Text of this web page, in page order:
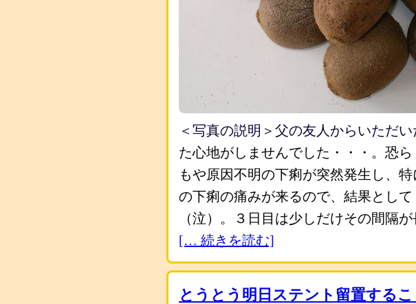
＜写真の説明＞父の友人からいただ
た心地がしませんでした・・・。恐
もや原因不明の下痢が突然発生し、
の下痢の痛みが来るので、結果とし
（泣）。３日目は少しだけその間隔
[… 続きを読む]
とうとう明日ステント留置する